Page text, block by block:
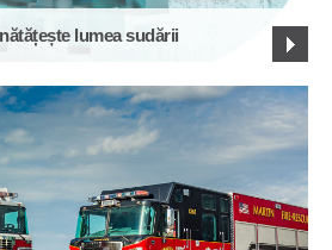
lumea sudării